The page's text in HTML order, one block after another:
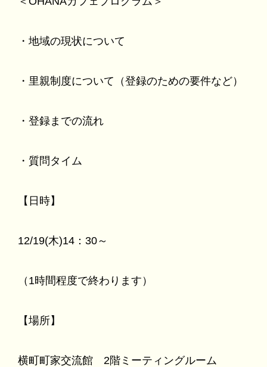
・地域の現状について
・里親制度について（登録のための要件など）
・登録までの流れ
・質問タイム
【日時】
12/19(木)14：30～
（1時間程度で終わります）
【場所】
横町町家交流館 2階ミーティングルーム